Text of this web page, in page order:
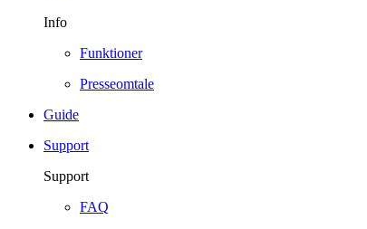
Info
Funktioner
Presseomtale
Guide
Support
Support
FAQ